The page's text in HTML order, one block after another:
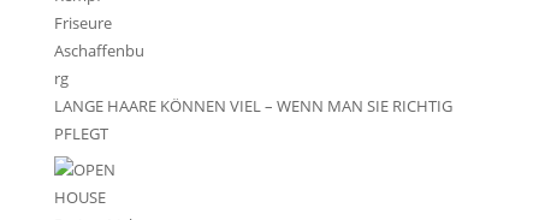
LANGE HAARE KÖNNEN VIEL – WENN MAN SIE RICHTIG
PFLEGT